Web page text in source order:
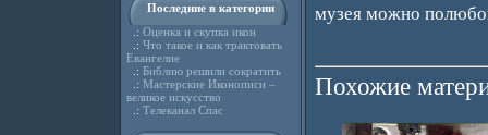
Последние в категории
.: Оценка и скупка икон
.: Что такое и как трактовать
Евангелие
.: Библию решили сократить
.: Мастерские Иконописи –
великое искусство
.: Телеканал Спас
музея можно
Похожие